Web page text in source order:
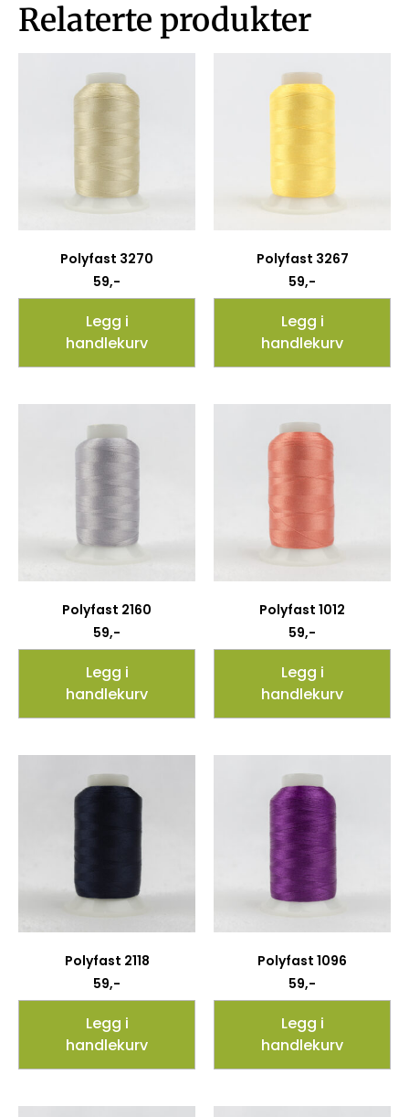
Relaterte produkter
Polyfast 3270
59,-
Legg i
handlekurv
Polyfast 3267
59,-
Legg i
handlekurv
Polyfast 2160
59,-
Legg i
handlekurv
Polyfast 1012
59,-
Legg i
handlekurv
Polyfast 2118
59,-
Legg i
handlekurv
Polyfast 1096
59,-
Legg i
handlekurv